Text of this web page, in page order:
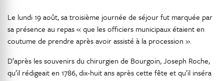
Le lundi 19 août, sa troisième journée de séjour fut marquée par
sa présence au repas « que les officiers municipaux étaient en
coutume de prendre après avoir assisté à la procession ».
D’après les souvenirs du chirurgien de Bourgoin, Joseph Roche,
qu’il rédigeait en 1786, dix-huit ans après cette fête et qu’il inséra